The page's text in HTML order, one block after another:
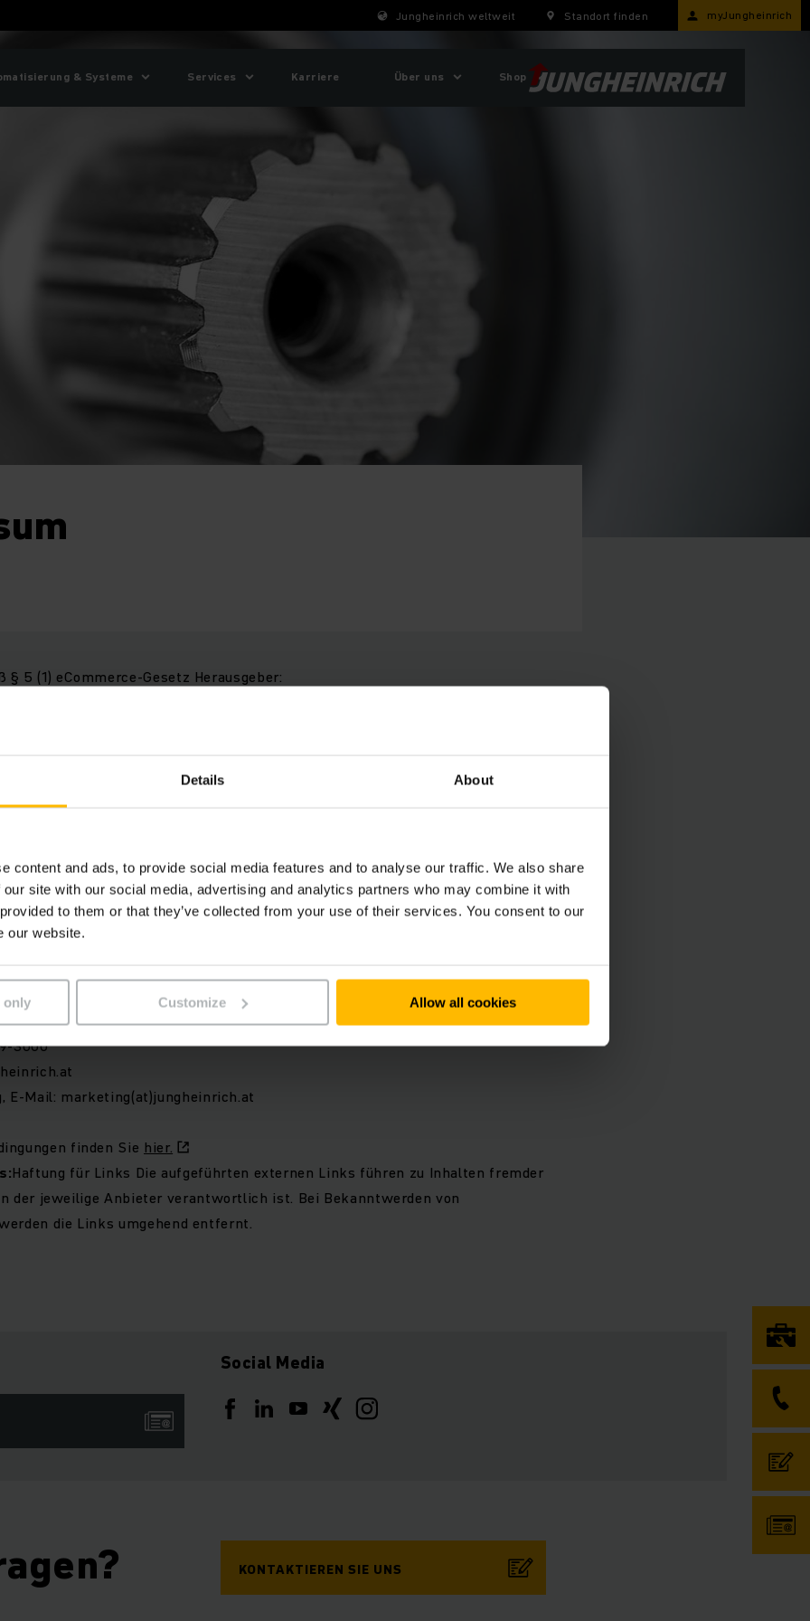
Details About
content and ads, to provide social media features and to analyse our traffic. We also share
site with our social media, advertising and analytics partners who may combine it with
to them or that they’ve collected from your use of their services. You consent to our
our website.
only Customize Allow all cookies
Jungheinrich weltweit Standort finden myJungheinrich
& Systeme Services Karriere Über uns Shop
5 (1) eCommerce-Gesetz Herausgeber:
Vertriebsges.m.b.H
Austria Vertriebsges.m.b.H.
Wien
ATU15065408
Wirtschaftskammer Wien
Kriks (interimistisch)
3000
E-Mail: marketing(at)jungheinrich.at
finden Sie hier.
Haftung für Links Die aufgeführten externen Links führen zu Inhalten fremder
der jeweilige Anbieter verantwortlich ist. Bei Bekanntwerden von
die Links umgehend entfernt.
Social Media
KONTAKTIEREN SIE UNS